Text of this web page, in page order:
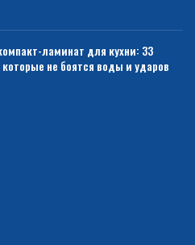
ламинат для кухни: 33
не боятся воды и ударов